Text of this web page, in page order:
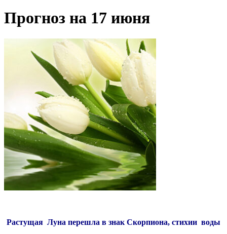
Прогноз на 17 июня
Растущая Луна перешла в знак Скорпиона, стихии воды